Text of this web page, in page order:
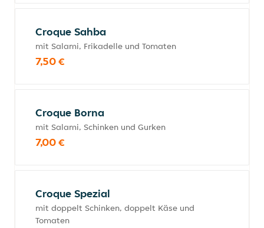
Croque Sahba
mit Salami, Frikadelle und Tomaten
7,50 €
Croque Borna
mit Salami, Schinken und Gurken
7,00 €
Croque Spezial
mit doppelt Schinken, doppelt Käse und
Tomaten